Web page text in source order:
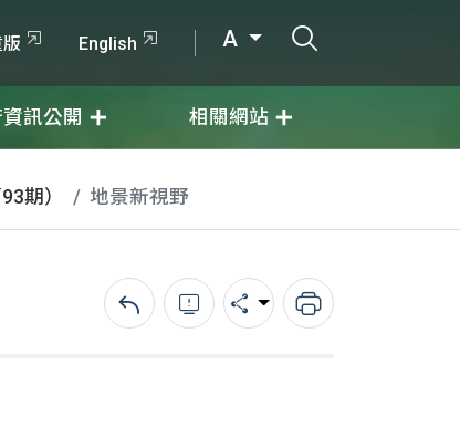
English A
訊公開 相關網站
期） 地景新視野
回上一頁錯誤回報分享 列印